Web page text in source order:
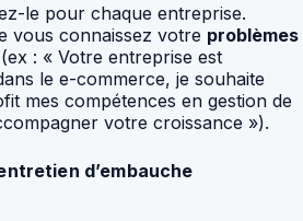
le pour chaque entreprise.
vous connaissez votre problèmes
(ex : « Votre entreprise est
le e-commerce, je souhaite
mes compétences en gestion de
votre croissance »).
d’embauche